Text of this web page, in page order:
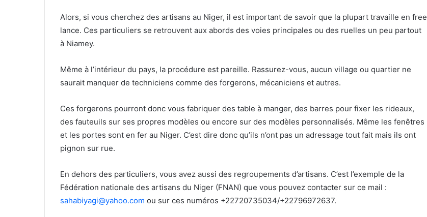
Alors, si vous cherchez des artisans au Niger, il est important de savoir que la plupart travaille en free
lance. Ces particuliers se retrouvent aux abords des voies principales ou des ruelles un peu partout
à Niamey.
Même à l’intérieur du pays, la procédure est pareille. Rassurez-vous, aucun village ou quartier ne
saurait manquer de techniciens comme des forgerons, mécaniciens et autres.
Ces forgerons pourront donc vous fabriquer des table à manger, des barres pour fixer les rideaux,
des fauteuils sur ses propres modèles ou encore sur des modèles personnalisés. Même les fenêtres
et les portes sont en fer au Niger. C’est dire donc qu’ils n’ont pas un adressage tout fait mais ils ont
pignon sur rue.
En dehors des particuliers, vous avez aussi des regroupements d’artisans. C’est l’exemple de la
Fédération nationale des artisans du Niger (FNAN) que vous pouvez contacter sur ce mail :
sahabiyagi@yahoo.com ou sur ces numéros +22720735034/+22796972637.